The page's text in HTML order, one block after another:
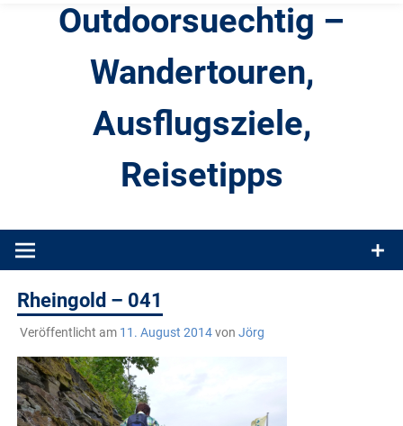
Outdoorsuechtig –
Wandertouren,
Ausflugsziele,
Reisetipps
Produkttests und Buchrezensionen. Ein Blog für alle, die gern
Rheingold – 041
Veröffentlicht am 11. August 2014von Jörg